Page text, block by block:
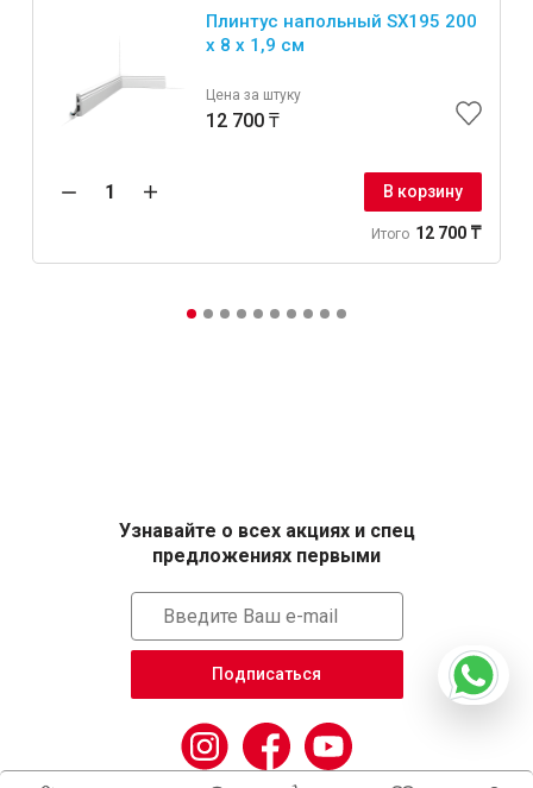
Плинтус напольный SX195 200
x 8 x 1,9 см
Цена за штуку
12 700 ₸
В корзину
Итого 12 700 ₸
Узнавайте о всех акциях и спец
предложениях первыми
Подписаться